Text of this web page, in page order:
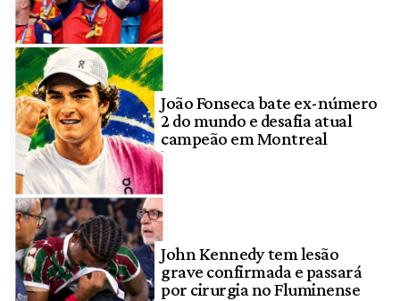
João Fonseca bate ex-número
2 do mundo e desafia atual
campeão em Montreal
John Kennedy tem lesão
grave confirmada e passará
por cirurgia no Fluminense